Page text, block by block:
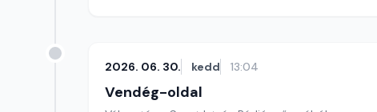
2026. 06. 30. kedd 13:04
Vendég-oldal